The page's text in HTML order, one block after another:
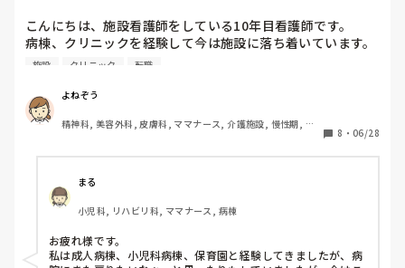
こんにちは、施設看護師をしている10年目看護師です。
病棟、クリニックを経験して今は施設に落ち着いています。
先日「ずっとこの仕事する？」って同僚と話していたのでみ
今なんのお仕事で、それをいつまでやりますか？
最後までこの仕事でいこうと思う分野ありますか？
最後を見据えてこの分野に行きたいと思ってる…というもの
はありますか？
どれか1つでもいいです、ご回答お待ちしてます。
施設 クリニック 転職
よねぞう
精神科, 美容外科, 皮膚科, ママナース, 介護施設, 慢性期, 回
8 ・ 06/28
まる
小児科, リハビリ科, ママナース, 病棟
お疲れ様です。
私は成人病棟、小児科病棟、保育園と経験してきましたが、病